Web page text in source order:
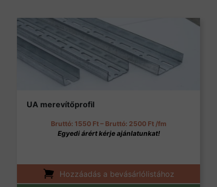
UA merevítőprofil
1550 Ft – 2500 FtÁrtartomány: 1550
/fm
Hozzáadás a bevásárlólistához